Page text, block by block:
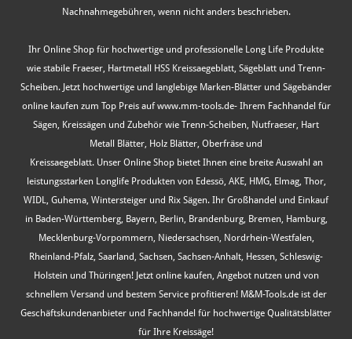
Nachnahmegebühren, wenn nicht anders beschrieben.
Ihr Online Shop für hochwertige und professionelle Long Life Produkte
wie stabile Fraeser, Hartmetall HSS Kreissaegeblatt, Sägeblatt und Trenn-
Scheiben. Jetzt hochwertige und langlebige Marken-Blätter und Sägebänder
online kaufen zum Top Preis auf www.mm-tools.de- Ihrem Fachhandel für
Sägen, Kreissägen und Zubehör wie Trenn-Scheiben, Nutfraeser, Hart
Metall Blätter, Holz Blätter, Oberfräse und
Kreissaegeblatt. Unser Online Shop bietet Ihnen eine breite Auswahl an
leistungsstarken Longlife Produkten von Edessö, AKE, HMG, Elmag, Thor,
WIDL, Guhema, Wintersteiger und Rix Sägen. Ihr Großhandel und Einkauf
in Baden-Württemberg, Bayern, Berlin, Brandenburg, Bremen, Hamburg,
Mecklenburg-Vorpommern, Niedersachsen, Nordrhein-Westfalen,
Rheinland-Pfalz, Saarland, Sachsen, Sachsen-Anhalt, Hessen, Schleswig-
Holstein und Thüringen! Jetzt online kaufen, Angebot nutzen und von
schnellem Versand und bestem Service profitieren! M&M-Tools.de ist der
Geschäftskundenanbieter und Fachhandel für hochwertige Qualitätsblätter
für Ihre Kreissäge!